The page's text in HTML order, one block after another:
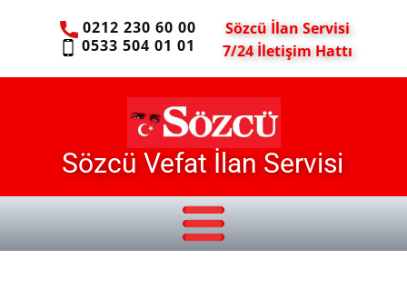
0212 230 60 00
0533 504 01 01
Sözcü İlan Servisi
7/24 İletişim Hattı
Sözcü Vefat İlan Servisi